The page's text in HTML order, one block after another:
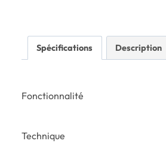
Spécifications Description
Fonctionnalité
Technique